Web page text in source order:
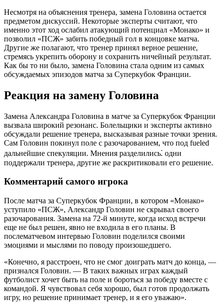
Несмотря на объяснения тренера, замена Головина остается
предметом дискуссий. Некоторые эксперты считают, что
именно этот ход ослабил атакующий потенциал «Монако» и
позволил «ПСЖ» забить победный гол в концовке матча.
Другие же полагают, что тренер принял верное решение,
стремясь укрепить оборону и сохранить ничейный результат.
Как бы то ни было, замена Головина стала одним из самых
обсуждаемых эпизодов матча за Суперкубок Франции.
Реакция на замену Головина
Замена Александра Головина в матче за Суперкубок Франции
вызвала широкий резонанс. Болельщики и эксперты активно
обсуждали решение тренера, высказывая разные точки зрения.
Сам Головин покинул поле с разочарованием, что под fueled
дальнейшие спекуляции. Мнения разделились⁚ одни
поддержали тренера, другие же раскритиковали его решение.
Комментарий самого игрока
После матча за Суперкубок Франции, в котором «Монако»
уступило «ПСЖ», Александр Головин не скрывал своего
разочарования. Замена на 72-й минуте, когда исход встречи
еще не был решен, явно не входила в его планы. В
послематчевом интервью Головин поделился своими
эмоциями и мыслями по поводу произошедшего.
«Конечно, я расстроен, что не смог доиграть матч до конца, —
признался Головин. — В таких важных играх каждый
футболист хочет быть на поле и бороться за победу вместе с
командой. Я чувствовал себя хорошо, был готов продолжать
игру, но решение принимает тренер, и я его уважаю».